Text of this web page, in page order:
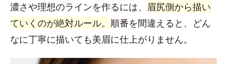
濃さや理想のラインを作るには、 眉尻側から描い
ていくのが絶対ルール。 順番を間違えると、どん
なに丁寧に描いても美眉に仕上がりません。